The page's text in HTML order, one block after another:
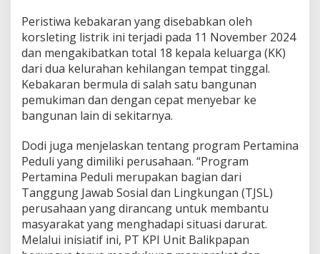
Peristiwa kebakaran yang disebabkan oleh
korsleting listrik ini terjadi pada 11 November 2024
dan mengakibatkan total 18 kepala keluarga (KK)
dari dua kelurahan kehilangan tempat tinggal.
Kebakaran bermula di salah satu bangunan
pemukiman dan dengan cepat menyebar ke
bangunan lain di sekitarnya.
Dodi juga menjelaskan tentang program Pertamina
Peduli yang dimiliki perusahaan. “Program
Pertamina Peduli merupakan bagian dari
Tanggung Jawab Sosial dan Lingkungan (TJSL)
perusahaan yang dirancang untuk membantu
masyarakat yang menghadapi situasi darurat.
Melalui inisiatif ini, PT KPI Unit Balikpapan